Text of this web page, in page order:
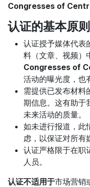
Congresses of
认证的基本原则
认证授予媒体代表
料（文章、视频）
Congresses of
活动的曝光度，也
需提供已发布材料
期信息。这有助于
未来活动的质量。
如未进行报道，此
虑，以保证对所有
认证严格限于在职
人员。
认证不适用于市场营销